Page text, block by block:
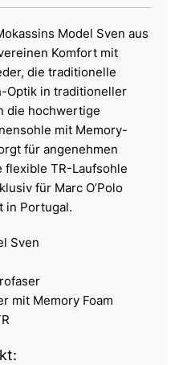
Model Sven aus
Komfort mit
die traditionelle
Optik in traditioneller
die hochwertige
mit Memory-
für angenehmen
flexible TR-Laufsohle
für Marc O’Polo
in Portugal.
Sven
mit Memory Foam